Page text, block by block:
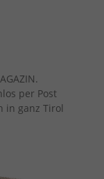
per Post
in ganz Tirol